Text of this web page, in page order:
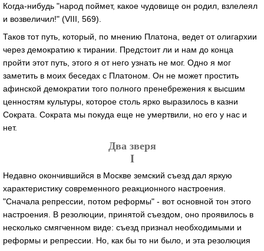
Когда-нибудь "народ поймет, какое чудовище он родил, взлелеял
и возвеличил!" (VIII, 569).
Таков тот путь, который, по мнению Платона, ведет от олигархии
через демократию к тирании. Предстоит ли и нам до конца
пройти этот путь, этого я от него узнать не мог. Одно я мог
заметить в моих беседах с Платоном. Он не может простить
афинской демократии того полного пренебрежения к высшим
ценностям культуры, которое столь ярко выразилось в казни
Сократа. Сократа мы покуда еще не умертвили, но его у нас и
нет.
Два зверя
I
Недавно окончившийся в Москве земский съезд дал яркую
характеристику современного реакционного настроения.
"Сначала репрессии, потом реформы" - вот основной тон этого
настроения. В резолюции, принятой съездом, оно проявилось в
несколько смягченном виде: съезд признал необходимыми и
реформы и репрессии. Но, как бы то ни было, и эта резолюция